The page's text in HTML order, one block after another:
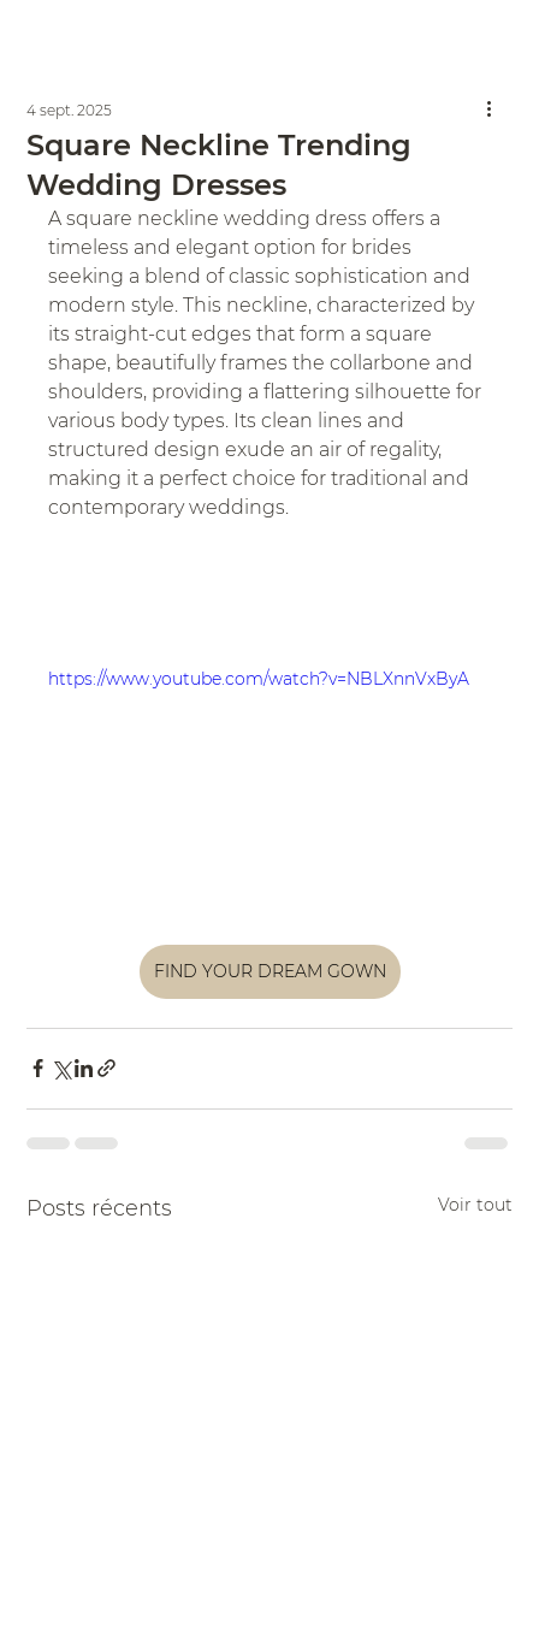
Square Neckline Trending
Wedding Dresses
4 sept. 2025
A square neckline wedding dress offers a
timeless and elegant option for brides
seeking a blend of classic sophistication and
modern style. This neckline, characterized by
its straight-cut edges that form a square
shape, beautifully frames the collarbone and
shoulders, providing a flattering silhouette for
various body types. Its clean lines and
structured design exude an air of regality,
making it a perfect choice for traditional and
contemporary weddings.
https://www.youtube.com/watch?v=NBLXnnVxByA
FIND YOUR DREAM GOWN
Posts récents Voir tout